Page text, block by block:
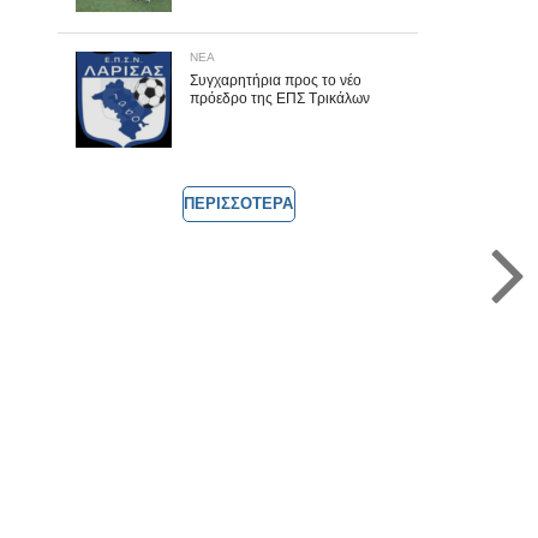
ΝΕΑ
Συγχαρητήρια προς το νέο
πρόεδρο της ΕΠΣ Τρικάλων
ΠΕΡΙΣΣΟΤΕΡΑ